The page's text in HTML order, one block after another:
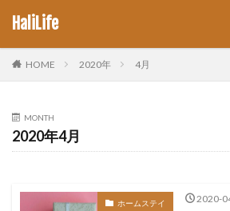
HaliLife
HOME 2020年 4月
MONTH
2020年4月
ホームステイ 2020-